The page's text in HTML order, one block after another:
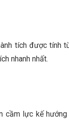
tích được tính
nhanh nhất.
cầm lực kế hướng